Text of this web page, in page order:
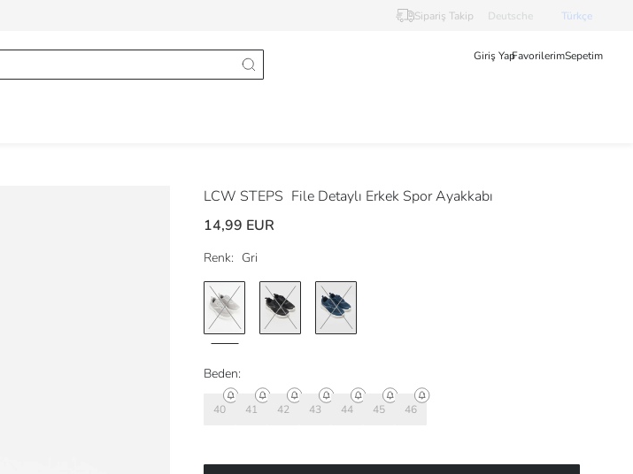
Sipariş Takip Deutsche Türkçe
Giriş YapFavorilerimSepetim
LCW STEPS File Detaylı Erkek Spor Ayakkabı
14,99 EUR
Renk: Gri
Beden:
40 41 42 43 44 45 46